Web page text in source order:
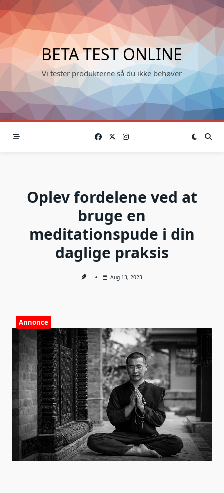
Skip
to
content
BETA TEST ONLINE
Vi tester produkterne så du ikke behøver
Oplev fordelene ved at
bruge en
meditationspude i din
daglige praksis
Aug 13, 2023
Annonce